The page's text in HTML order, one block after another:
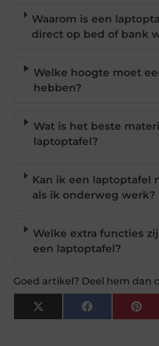
Waarom is een
direct op bed of bank
Welke hoogte moet
hebben?
Wat is het beste
laptoptafel?
Kan ik een laptoptafel
als ik onderweg werk?
Welke extra functies
een laptoptafel?
Goed artikel? Deel hem dan
X
(Twitter)
Facebook